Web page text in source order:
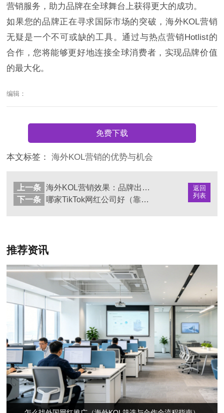
营销服务，助力品牌在全球舞台上获得更大的成功。
如果您的品牌正在寻求国际市场的突破，海外KOL营销
无疑是一个不可或缺的工具。通过与热点营销Hotlist的
合作，您将能够更好地连接全球消费者，实现品牌价值
的最大化。
编辑：
免费下载
本文标签：海外KOL营销的优势与机会
返回
列表
上一条
海外KOL营销效果：品牌出海的必由之路
下一条
哪家TikTok网红公司好（靠谱的TikTok达人机构推荐）
推荐资讯